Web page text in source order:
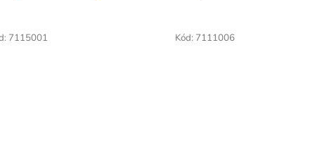
7115001 Kód: 7111006